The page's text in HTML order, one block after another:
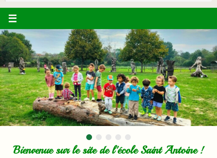
Bienvenue sur le site de l'école Saint Antoine !